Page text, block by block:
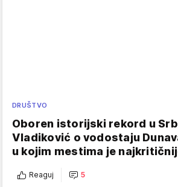
DRUŠTVO
Oboren istorijski rekord u
Vladiković o vodostaju
u kojim mestima je
Reaguj 5